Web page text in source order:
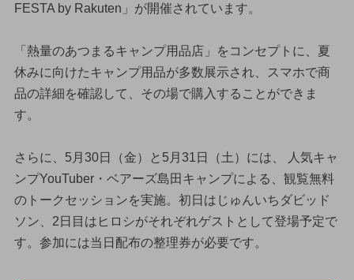
FESTA by Rakuten」が開催されています。
「熱量のあつまるキャンプ用品店」をコンセプトに、夏
休みに向けたキャンプ用品が多数展示され、スマホで商
品の詳細を確認して、その場で購入することができま
す。
さらに、5月30日（金）と5月31日（土）には、 人気キャ
ンプYouTuber・ベアーズ島田キャンプによる、観覧無料
のトークセッションを実施。初日はじゅんいちダビッド
ソン、2日目はヒロシがそれぞれゲストとして登場予定で
す。参加には当日配布の整理券が必要です。